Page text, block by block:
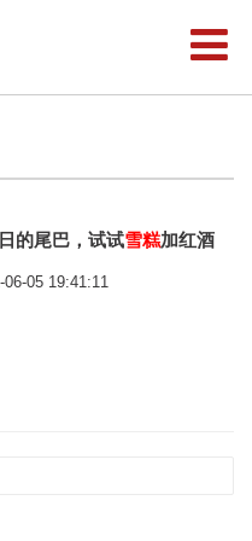
的尾巴，试试雪糕加红酒
06-05 19:41:11